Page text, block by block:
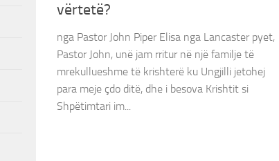
vërtetë?
nga Pastor John Piper Elisa nga Lancaster pyet,
Pastor John, unë jam rritur në një familje të
mrekullueshme të krishterë ku Ungjilli jetohej
para meje çdo ditë, dhe i besova Krishtit si
Shpëtimtari im...